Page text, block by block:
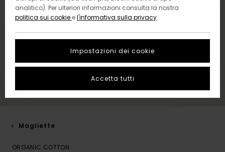
Magliette
ORGANIC COTTON
analitico). Per ulteriori informazioni consulta la nostra
politica sui cookie el'informativa sulla privacy.
Impostazioni dei cookie
Accetta tutti